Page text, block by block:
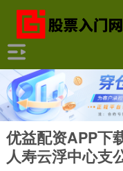
优益配资APP下
人寿云浮中心支